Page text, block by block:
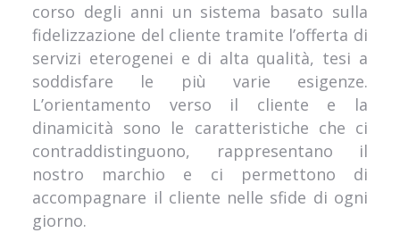
corso degli anni un sistema basato sulla
fidelizzazione del cliente tramite l’offerta di
servizi eterogenei e di alta qualità, tesi a
soddisfare le più varie esigenze.
L’orientamento verso il cliente e la
dinamicità sono le caratteristiche che ci
contraddistinguono, rappresentano il
nostro marchio e ci permettono di
accompagnare il cliente nelle sfide di ogni
giorno.